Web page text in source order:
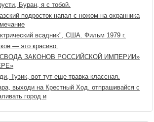
Буран, я с тобой.
подросток напал с ножом на охранника
всадник", США. Фильм 1979 г.
— это красиво.
ЗАКОНОВ РОССИЙСКОЙ ИМПЕРИИ»
Тузик, вот тут еще травка классная.
выходи на Крестный Ход. отпрашивайся с
город и